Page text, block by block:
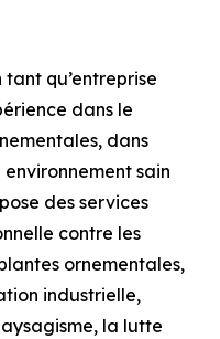
qu’entreprise
dans le
dans
sain
des services
contre les
ornementales,
industrielle,
la lutte